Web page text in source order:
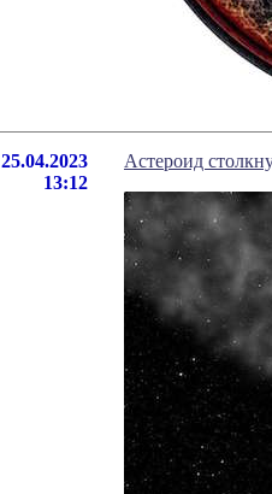
25.04.2023
13:12
Астероид